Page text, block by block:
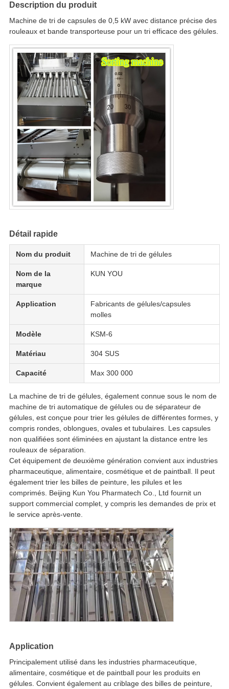
Description du produit
Machine de tri de capsules de 0,5 kW avec distance précise des
rouleaux et bande transporteuse pour un tri efficace des gélules.
Détail rapide
Nom du produit Machine de tri de gélules
Nom de la
marque
KUN YOU
Application
Fabricants de gélules/capsules
molles
Modèle KSM-6
Matériau 304 SUS
Capacité Max 300 000
La machine de tri de gélules, également connue sous le nom de
machine de tri automatique de gélules ou de séparateur de
gélules, est conçue pour trier les gélules de différentes formes, y
compris rondes, oblongues, ovales et tubulaires. Les capsules
non qualifiées sont éliminées en ajustant la distance entre les
rouleaux de séparation.
Cet équipement de deuxième génération convient aux industries
pharmaceutique, alimentaire, cosmétique et de paintball. Il peut
également trier les billes de peinture, les pilules et les
comprimés. Beijing Kun You Pharmatech Co., Ltd fournit un
support commercial complet, y compris les demandes de prix et
le service après-vente.
Application
Principalement utilisé dans les industries pharmaceutique,
alimentaire, cosmétique et de paintball pour les produits en
gélules. Convient également au criblage des billes de peinture,